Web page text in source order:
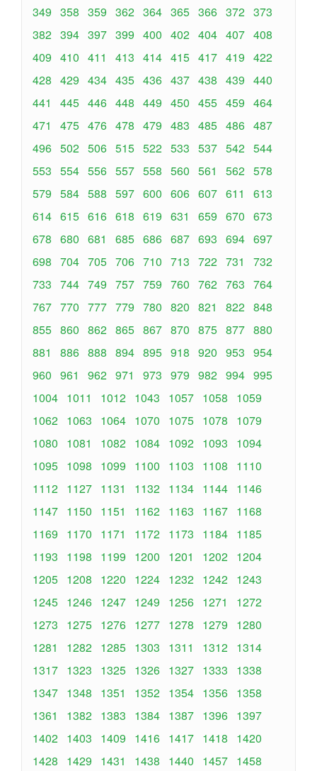
349 358 359 362 364 365 366 372 373
382 394 397 399 400 402 404 407 408
409 410 411 413 414 415 417 419 422
428 429 434 435 436 437 438 439 440
441
445 446 448 449 450 455 459 464
471
475 476 478 479 483 485 486 487
496 502 506 515 522 533 537 542 544
553 554 556 557 558 560 561 562 578
579 584 588 597 600 606 607 611
613
614 615 616 618 619 631 659 670 673
678 680 681 685 686 687 693 694 697
698 704 705 706 710 713 722 731
732
733 744 749 757 759 760 762 763 764
767 770 777 779 780 820 821 822 848
855 860 862 865 867 870 875 877 880
881
886 888 894 895 918 920 953 954
960 961 962 971 973 979 982 994 995
1004 1011 1012 1043 1057 1058
1059
1062 1063 1064 1070 1075 1078
1079
1080
1081 1082 1084 1092 1093
1094
1095 1098 1099 1100 1103 1108
1110
1112 1127 1131 1132 1134 1144 1146
1147 1150 1151 1162 1163 1167 1168
1169
1170 1171 1172 1173 1184 1185
1193
1198 1199 1200 1201 1202 1204
1205 1208 1220 1224 1232 1242 1243
1245 1246 1247 1249 1256 1271
1272
1273
1275 1276 1277 1278 1279
1280
1281
1282 1285 1303 1311 1312 1314
1317 1323 1325 1326 1327 1333
1338
1347 1348 1351 1352 1354 1356 1358
1361
1382 1383 1384 1387 1396 1397
1402 1403 1409 1416 1417 1418
1420
1428
1429 1431 1438 1440 1457 1458